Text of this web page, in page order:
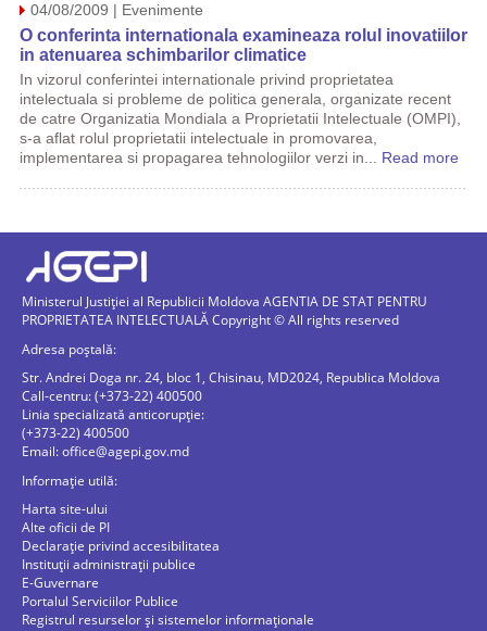
04/08/2009 | Evenimente
O conferinta internationala examineaza rolul inovatiilor
in atenuarea schimbarilor climatice
In vizorul conferintei internationale privind proprietatea
intelectuala si probleme de politica generala, organizate recent
de catre Organizatia Mondiala a Proprietatii Intelectuale (OMPI),
s-a aflat rolul proprietatii intelectuale in promovarea,
implementarea si propagarea tehnologiilor verzi in... Read more
Ministerul Justiției al Republicii Moldova AGENTIA DE STAT PENTRU
PROPRIETATEA INTELECTUALĂ Copyright © All rights reserved
Adresa poștală:
Str. Andrei Doga nr. 24, bloc 1, Chisinau, MD2024, Republica Moldova
Call-centru: (+373-22) 400500
Linia specializată anticorupție:
(+373-22) 400500
Email:office@agepi.gov.md
Informație utilă:
Harta site-ului
Alte oficii de PI
Declarație privind accesibilitatea
Instituții administrații publice
E-Guvernare
Portalul Serviciilor Publice
Registrul resurselor și sistemelor informaționale